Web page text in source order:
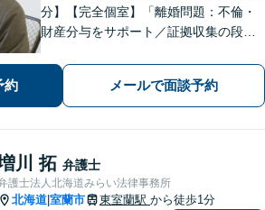
分】【完全個室】「離婚問題：不倫・
財産分与をサポート／証拠収集の段階
的なアプローチ」「相続問題：幅広い
相続問題に対応できる豊富な経験」適
切な公正証書遺言を作成【行政書士資
格保有】
約 メールで面談予約
川 拓 弁護士
護士法人北海道みらい法律事務所
北海道 室蘭市 東室蘭駅 から徒歩1分